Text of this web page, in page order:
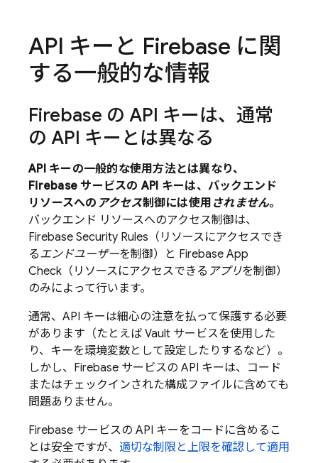
API キーと Firebase に関
する一般的な情報
Firebase の API キーは、通常
の API キーとは異なる
API キーの一般的な使用方法とは異なり、
Firebase サービスの API キーは、バックエンド
リソースへの アクセス制御には使用 されません。
バックエンド リソースへのアクセス制御は、
Firebase Security Rules （リソースにアクセスでき
るエンドユーザーを制御）と Firebase App
Check （リソースにアクセスできる アプリを制御）
のみによって行います。
通常、API キーは細心の注意を払って保護する必要
があります（たとえば Vault サービスを使用した
り、キーを環境変数として設定したりするなど）。
しかし、Firebase サービスの API キーは、コード
またはチェックインされた構成ファイルに含めても
問題ありません。
Firebase サービスの API キーをコードに含めるこ
とは安全ですが、 適切な制限と上限を確認して適用